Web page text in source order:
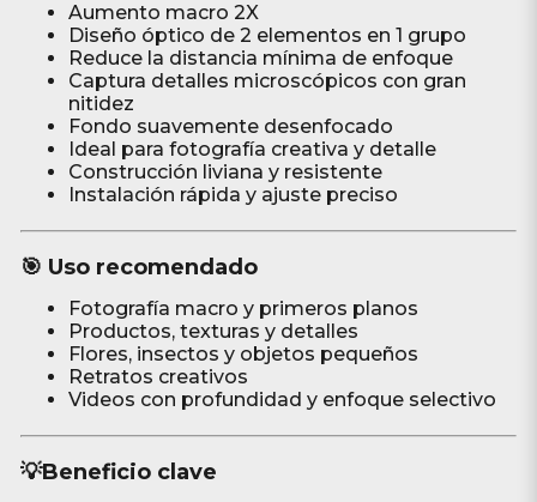
Aumento macro 2X
Diseño óptico de 2 elementos en 1 grupo
Reduce la distancia mínima de enfoque
Captura detalles microscópicos con gran
nitidez
Fondo suavemente desenfocado
Ideal para fotografía creativa y detalle
Construcción liviana y resistente
Instalación rápida y ajuste preciso
🎯 Uso recomendado
Fotografía macro y primeros planos
Productos, texturas y detalles
Flores, insectos y objetos pequeños
Retratos creativos
Videos con profundidad y enfoque selectivo
💡Beneficio clave